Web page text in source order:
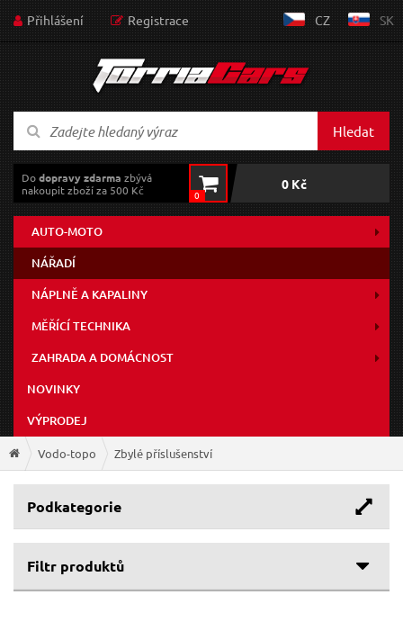
Přihlášení Registrace CZ SK
Hledat
Dodopravy zdarma zbývá
nakoupit zboží za 500 Kč
0
0 Kč
AUTO-MOTO
NÁŘADÍ
NÁPLNĚ A KAPALINY
MĚŘÍCÍ TECHNIKA
ZAHRADA A DOMÁCNOST
NOVINKY
VÝPRODEJ
Vodo-topo Zbylé příslušenství
Podkategorie
Filtr produktů